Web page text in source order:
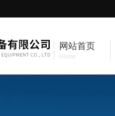
网站首页
Home